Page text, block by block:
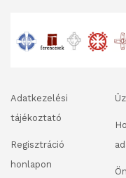
Adatkezelési
tájékoztató
Regisztráció
honlapon